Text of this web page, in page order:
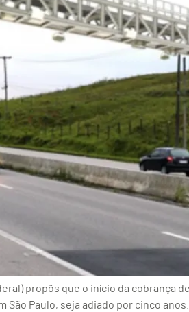
propôs que o início da cobrança
Paulo, seja adiado por cinco